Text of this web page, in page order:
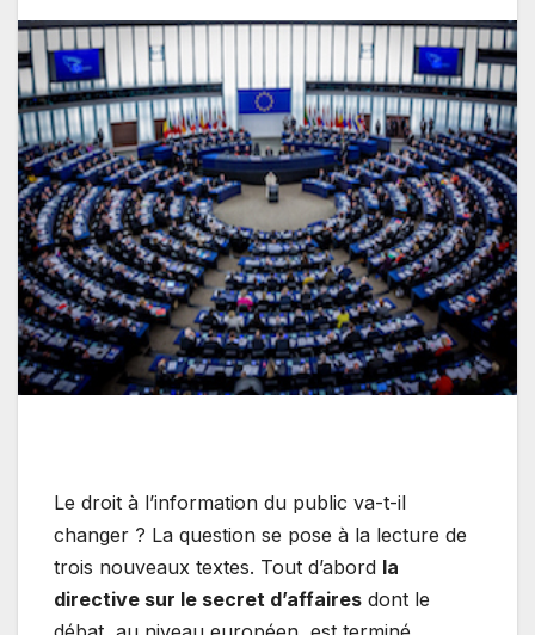
Le droit à l’information du public va-t-il
changer ? La question se pose à la lecture de
trois nouveaux textes. Tout d’abord la
directive sur le secret d’affaires dont le